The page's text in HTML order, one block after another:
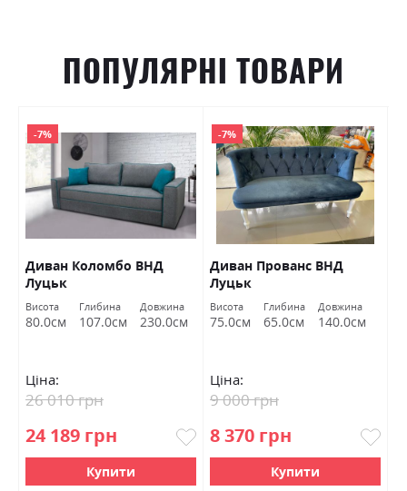
ПОПУЛЯРНІ ТОВАРИ
-7%
Диван Коломбо ВНД
Луцьк
Висота
80.0см
Глибина
107.0см
Довжина
230.0см
Ціна:
24 189 грн
26 010 грн
Купити
-7%
Диван Прованс ВНД
Луцьк
Висота
75.0см
Глибина
65.0см
Довжина
140.0см
Ціна:
8 370 грн
9 000 грн
Купити